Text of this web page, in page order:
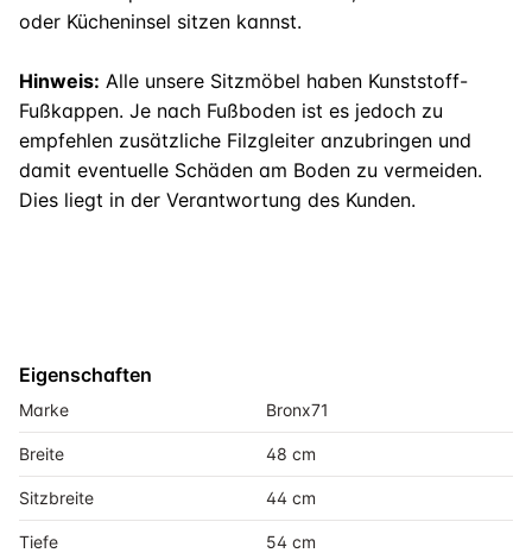
oder Kücheninsel sitzen kannst.
Hinweis: Alle unsere Sitzmöbel haben Kunststoff-
Fußkappen. Je nach Fußboden ist es jedoch zu
empfehlen zusätzliche Filzgleiter anzubringen und
damit eventuelle Schäden am Boden zu vermeiden.
Dies liegt in der Verantwortung des Kunden.
Eigenschaften
Marke Bronx71
Breite 48 cm
Sitzbreite 44 cm
Tiefe 54 cm